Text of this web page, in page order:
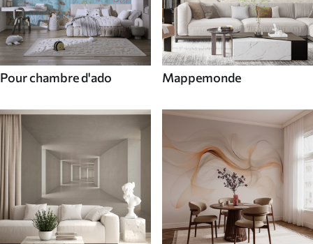
Pour chambre d'ado Mappemonde